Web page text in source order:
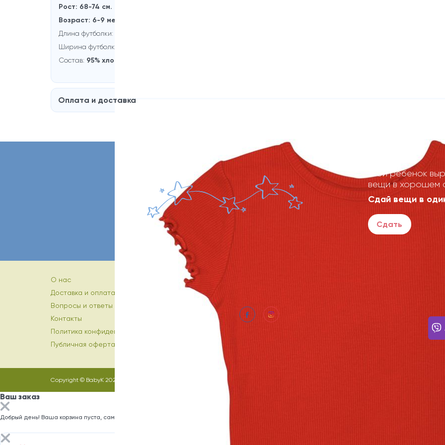
Рост: 68-74 см.
Возраст: 6-9 месяцев
Длина футболки:
Ширина футболки:
Состав: 95% хлопок, 5% эластан
Оплата и доставка
Твой ребенок
вещи в хорошем
Сдай вещи в
Сдать
О нас
Доставка и оплата
Вопросы и ответы
Контакты
Политика конфиденциальности
Публичная оферта
Copyright © BabyK 2026
Ваш заказ
Добрый день! Ваша корзина пуста, самое время заполнить ее)